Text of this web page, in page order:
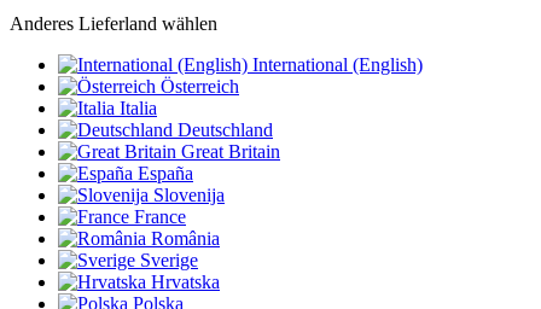
Anderes Lieferland wählen
International (English)
Österreich
Italia
Deutschland
Great Britain
España
Slovenija
France
România
Sverige
Hrvatska
Polska